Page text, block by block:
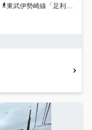
東武伊勢崎線「足利市」駅 徒歩16分